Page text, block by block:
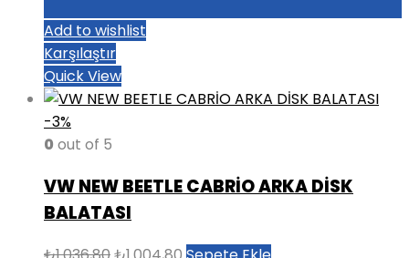
Add to wishlist
Karşılaştır
Quick View
-3%
0 out of 5
VW NEW BEETLE CABRİO ARKA DİSK
BALATASI
Orijinal
Şu